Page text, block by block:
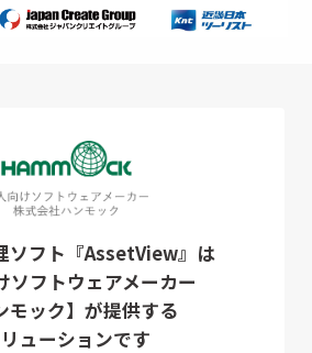
ソフト『AssetView』は
ソフトウェアメーカー
モック】が提供する
ューションです